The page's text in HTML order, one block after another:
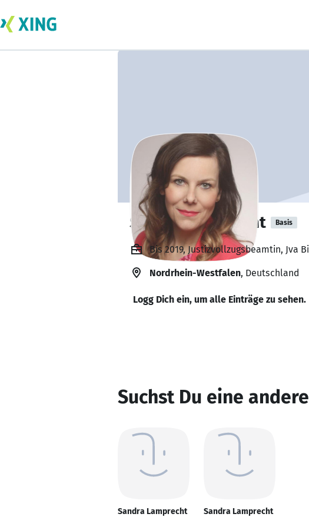
Sandra Lamprecht Basis
Bis 2019, Justizvollzugsbeamtin, Jva
Nordrhein-Westfalen, Deutschland
Logg Dich ein, um alle Einträge zu sehen.
Suchst Du eine
Sandra Lamprecht Sandra Lamprecht